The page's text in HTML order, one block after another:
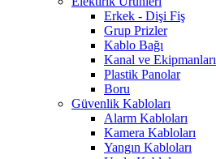
Erkek - Dişi Fiş
Grup Prizler
Kablo Bağı
Kanal ve Ekipmanları
Plastik Panolar
Boru
Güvenlik Kabloları
Alarm Kabloları
Kamera Kabloları
Yangın Kabloları